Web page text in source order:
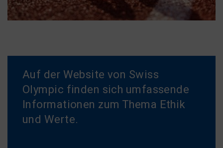
Auf der Website von Swiss
Olympic finden sich umfassende
Informationen zum Thema Ethik
und Werte.